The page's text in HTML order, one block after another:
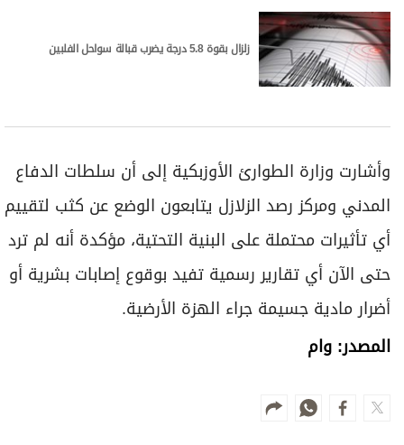
زلزال بقوة 5.8 درجة يضرب قبالة سواحل الفلبين
وأشارت وزارة الطوارئ الأوزبكية إلى أن سلطات الدفاع
المدني ومركز رصد الزلازل يتابعون الوضع عن كثب لتقييم
أي تأثيرات محتملة على البنية التحتية، مؤكدة أنه لم ترد
حتى الآن أي تقارير رسمية تفيد بوقوع إصابات بشرية أو
أضرار مادية جسيمة جراء الهزة الأرضية.
المصدر: وام